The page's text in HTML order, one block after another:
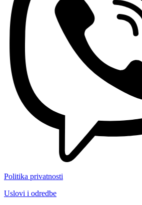
Politika privatnosti
Uslovi i odredbe